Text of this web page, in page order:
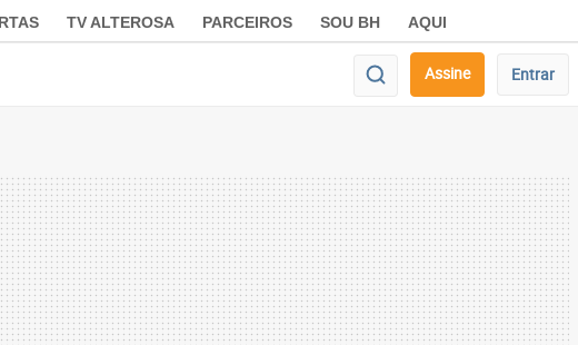
TV ALTEROSA PARCEIROS SOU BH AQUI
Assine Entrar